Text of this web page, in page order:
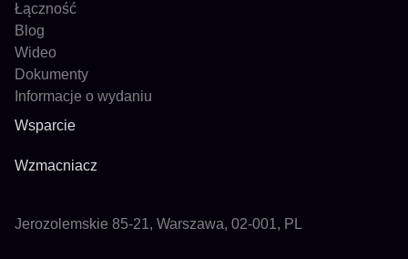
Łączność
Blog
Wideo
Dokumenty
Informacje o wydaniu
Wsparcie
Wzmacniacz
Jerozolemskie 85-21, Warszawa, 02-001, PL